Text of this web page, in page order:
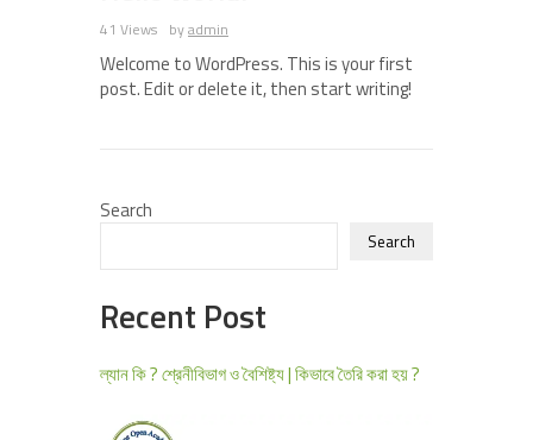
41 Views byadmin
Welcome to WordPress. This is your first
post. Edit or delete it, then start writing!
Search
Search
Recent Post
ল্যান কি ? শ্রেনীবিভাগ ও বৈশিষ্ট্য | কিভাবে তৈরি করা হয় ?